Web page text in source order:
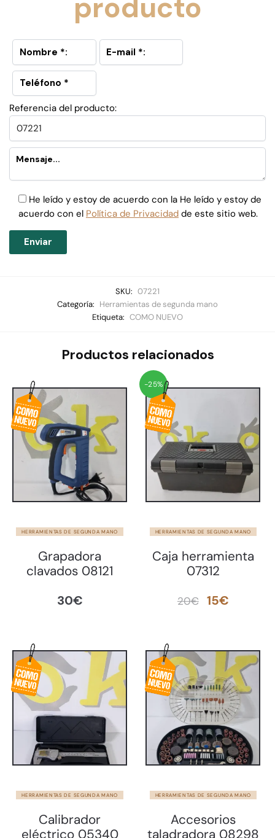
producto
Referencia del producto:
He leído y estoy de acuerdo con la He leído y estoy de
acuerdo con el Política de Privacidad de este sitio web.
SKU: 07221
Categoría: Herramientas de segunda mano
Etiqueta: COMO NUEVO
Productos relacionados
HERRAMIENTAS DE SEGUNDA MANO
Grapadora
clavados 08121
30€
-25%
HERRAMIENTAS DE SEGUNDA MANO
Caja herramienta
07312
20€ El
era:
20€.
15€El
es:
15€.
HERRAMIENTAS DE SEGUNDA MANO
Calibrador
eléctrico 05340
HERRAMIENTAS DE SEGUNDA MANO
Accesorios
taladradora 08298